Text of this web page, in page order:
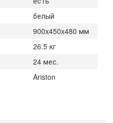
белый
900x450x480 мм
26.5 кг
24 мес.
Ariston